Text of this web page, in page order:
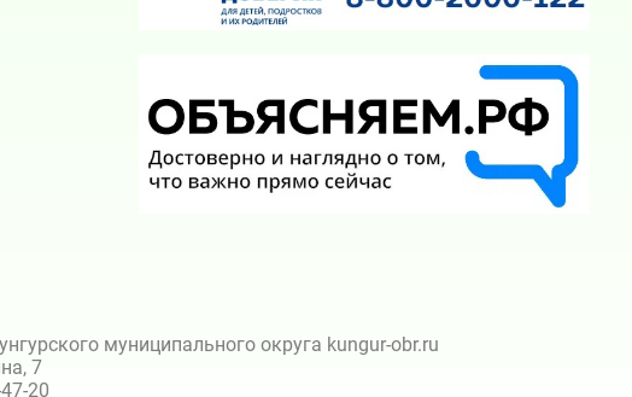
муниципального округа kungur-obr.ru
7
20